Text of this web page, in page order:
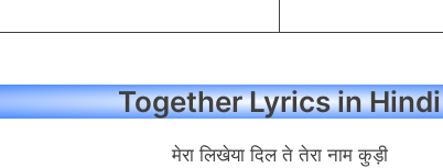
Together Lyrics in Hindi
मेरा लिखेया दिल ते तेरा नाम कुड़ी